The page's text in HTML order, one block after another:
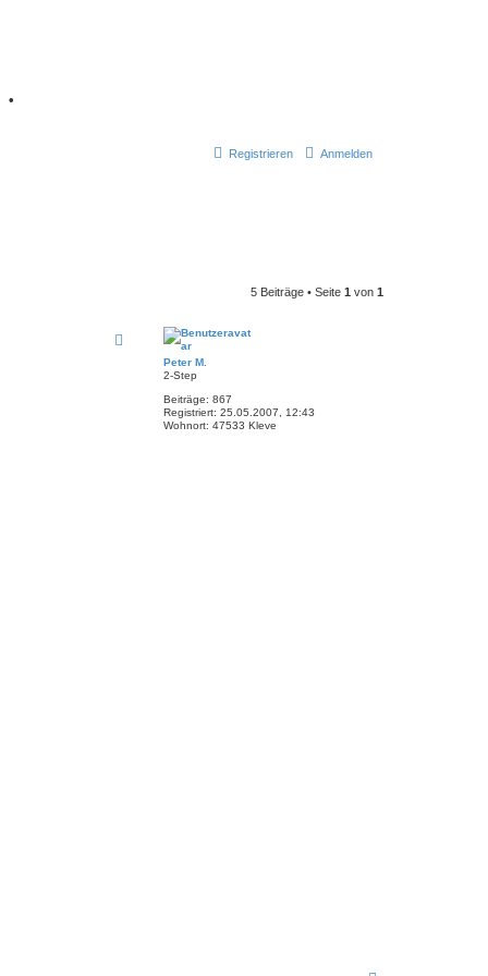
•
Anmelden
Registrieren
5 Beiträge • Seite 1 von 1
Peter M.
2-Step
Beiträge: 867
Registriert: 25.05.2007, 12:43
Wohnort: 47533 Kleve